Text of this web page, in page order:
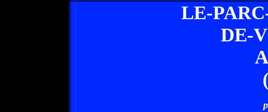
LE-
DE-